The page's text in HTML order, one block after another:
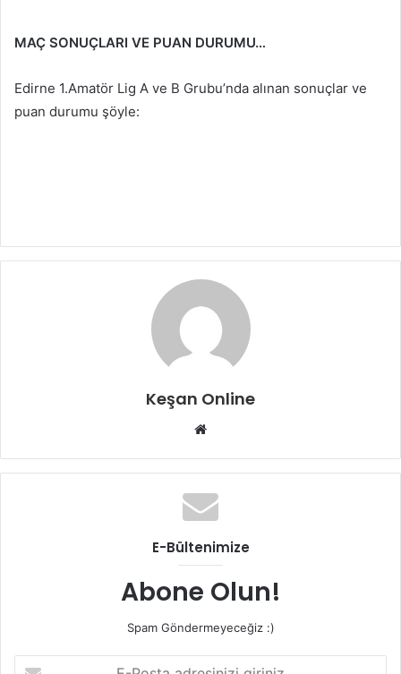
MAÇ SONUÇLARI VE PUAN DURUMU…
Edirne 1.Amatör Lig A ve B Grubu’nda alınan sonuçlar ve
puan durumu şöyle:
Keşan Online
Web
E-Bültenimize
Abone Olun!
Spam Göndermeyeceğiz :)